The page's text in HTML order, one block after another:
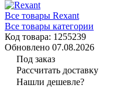
Все товары Rexant
Все товары категории
Код товара: 1255239
Обновлено 07.08.2026
Под заказ
Рассчитать доставку
Нашли дешевле?